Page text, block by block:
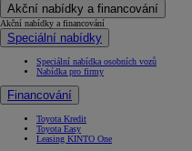
Akční nabídky a financování
Akční nabídky a financování
Speciální nabídky
Speciální nabídka osobních vozů
Nabídka pro firmy
Financování
Toyota Kredit
Toyota Easy
Leasing KINTO One